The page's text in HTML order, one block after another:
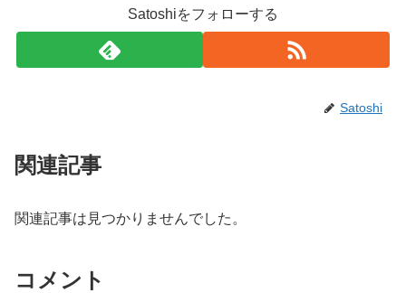
Satoshiをフォローする
Satoshi
関連記事
関連記事は見つかりませんでした。
コメント